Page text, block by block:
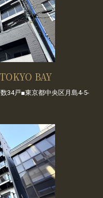
BAY
34戸■東京都中央区月島4-5-